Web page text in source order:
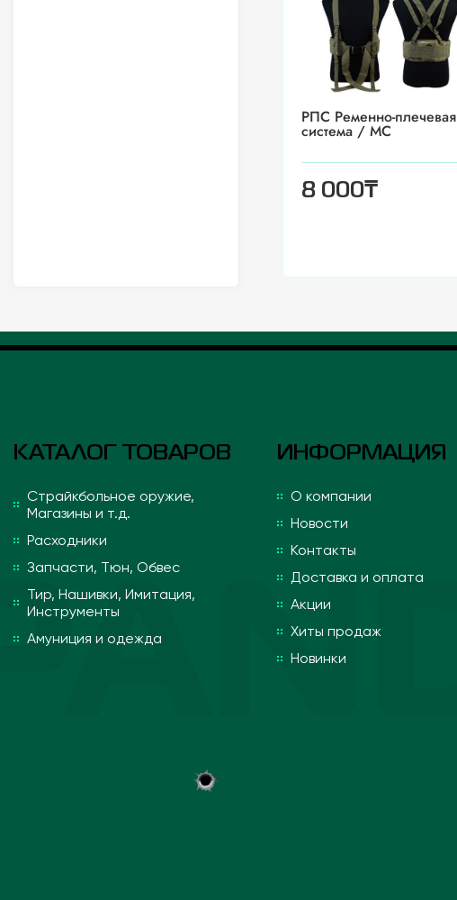
РПС Ременно-плечевая
система / МС
8 000₸
КАТАЛОГ ТОВАРОВ
Страйкбольное оружие,
Магазины и т.д.
Расходники
Запчасти, Тюн, Обвес
Тир, Нашивки, Имитация,
Инструменты
Амуниция и одежда
ИНФОРМАЦИЯ
О компании
Новости
Контакты
Доставка и оплата
Акции
Хиты продаж
Новинки